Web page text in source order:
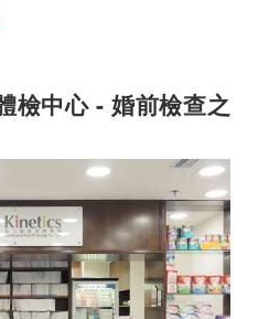
檢中心 - 婚前檢查之